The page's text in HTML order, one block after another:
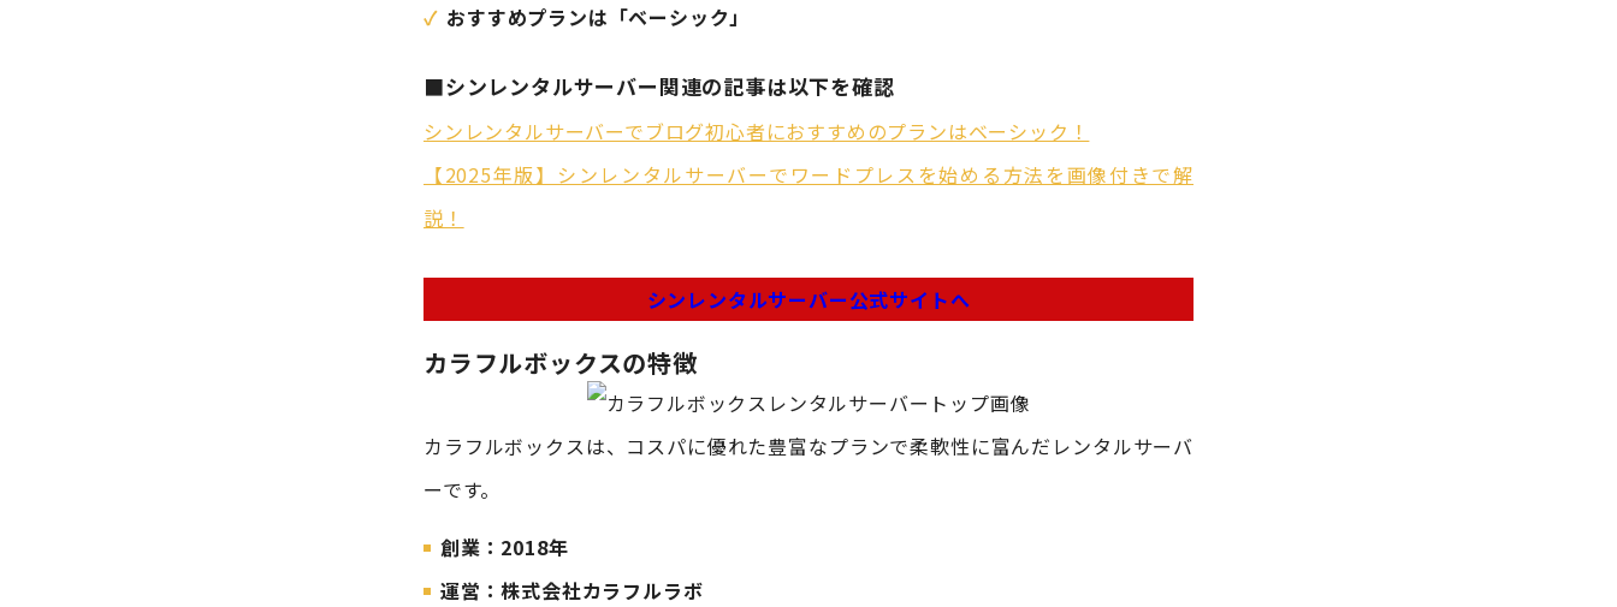
おすすめプランは「ベーシック」
■シンレンタルサーバー関連の記事は以下を確認
シンレンタルサーバーでブログ初心者におすすめのプランはベーシック！
【2025年版】シンレンタルサーバーでワードプレスを始める方法を画像付きで解
説！
シンレンタルサーバー公式サイトへ
カラフルボックスの特徴
カラフルボックスは、コスパに優れた豊富なプランで柔軟性に富んだレンタルサーバ
ーです。
創業：2018年
運営：株式会社カラフルラボ